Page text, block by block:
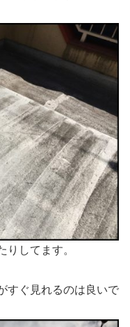
りしてます。
すぐ見れるのは良いで